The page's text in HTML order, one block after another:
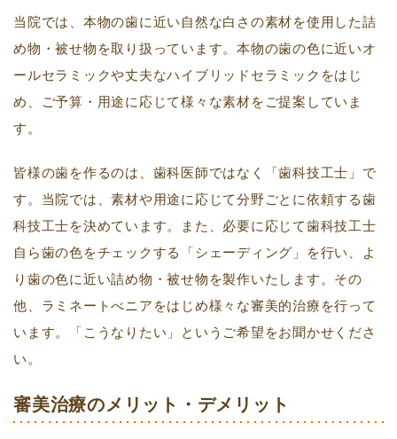
当院では、本物の歯に近い自然な白さの素材を使用した詰
め物・被せ物を取り扱っています。本物の歯の色に近いオ
ールセラミックや丈夫なハイブリッドセラミックをはじ
め、ご予算・用途に応じて様々な素材をご提案していま
す。
皆様の歯を作るのは、歯科医師ではなく「歯科技工士」で
す。当院では、素材や用途に応じて分野ごとに依頼する歯
科技工士を決めています。また、必要に応じて歯科技工士
自ら歯の色をチェックする「シェーディング」を行い、よ
り歯の色に近い詰め物・被せ物を製作いたします。その
他、ラミネートべニアをはじめ様々な審美的治療を行って
います。「こうなりたい」というご希望をお聞かせくださ
い。
審美治療のメリット・デメリット